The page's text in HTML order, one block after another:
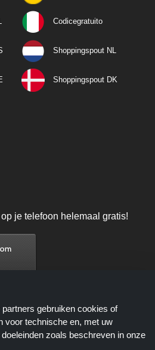
Codicegratuito
Shoppingspout NL
Shoppingspout DK
je telefoon helemaal gratis!
gebruiken cookies of
voor technische en, met uw
zoals beschreven in onze